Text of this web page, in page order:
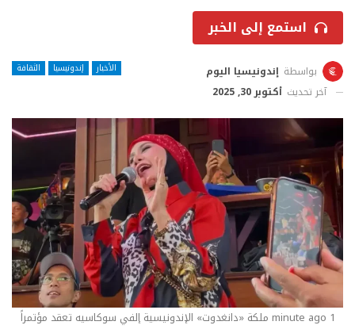
استمع إلى الخبر
الأخبار إندونيسيا الثقافة بواسطة إندونيسيا اليوم
آخر تحديث أكتوبر 30, 2025
1 minute ago ملكة «دانغدوت» الإندونيسية إلفي سوكاسيه تعقد مؤتمراً